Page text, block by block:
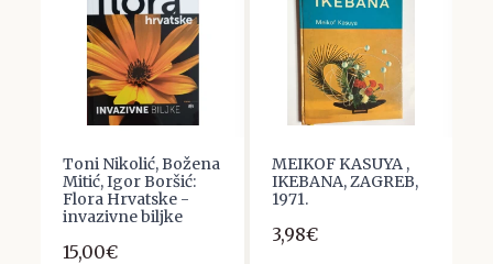
Toni Nikolić, Božena
Mitić, Igor Boršić:
Flora Hrvatske -
invazivne biljke
15,00€
MEIKOF KASUYA ,
IKEBANA, ZAGREB,
1971.
3,98€